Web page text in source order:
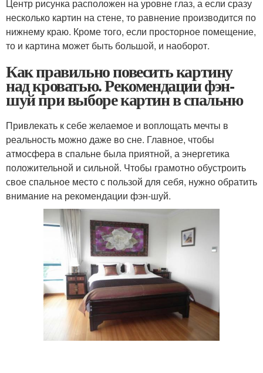
Центр рисунка расположен на уровне глаз, а если сразу
несколько картин на стене, то равнение производится по
нижнему краю. Кроме того, если просторное помещение,
то и картина может быть большой, и наоборот.
Как правильно повесить картину
над кроватью. Рекомендации фэн-
шуй при выборе картин в спальню
Привлекать к себе желаемое и воплощать мечты в
реальность можно даже во сне. Главное, чтобы
атмосфера в спальне была приятной, а энергетика
положительной и сильной. Чтобы грамотно обустроить
свое спальное место с пользой для себя, нужно обратить
внимание на рекомендации фэн-шуй.